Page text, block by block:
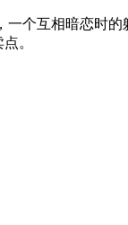
个互相暗恋时的
。